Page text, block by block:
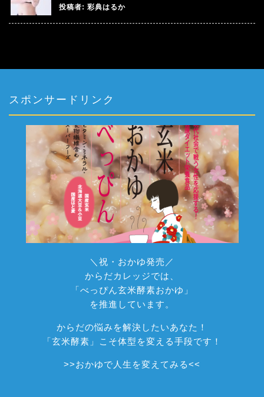
投稿者: 彩典はるか
スポンサードリンク
＼祝・おかゆ発売／
からだカレッジでは、
「べっぴん玄米酵素おかゆ」
を推進しています。
からだの悩みを解決したいあなた！
「玄米酵素」こそ体型を変える手段です！
>>おかゆで人生を変えてみる<<